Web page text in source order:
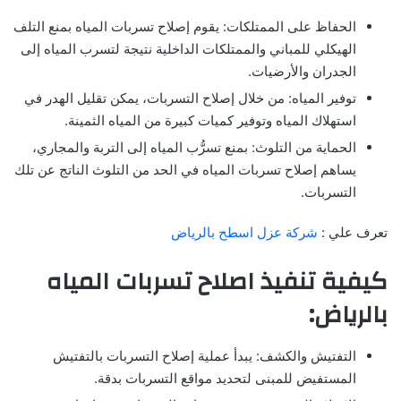
الحفاظ على الممتلكات: يقوم إصلاح تسربات المياه بمنع التلف
الهيكلي للمباني والممتلكات الداخلية نتيجة لتسرب المياه إلى
الجدران والأرضيات.
توفير المياه: من خلال إصلاح التسربات، يمكن تقليل الهدر في
استهلاك المياه وتوفير كميات كبيرة من المياه الثمينة.
الحماية من التلوث: بمنع تسرُّب المياه إلى التربة والمجاري،
يساهم إصلاح تسربات المياه في الحد من التلوث الناتج عن تلك
التسربات.
تعرف علي : شركة عزل اسطح بالرياض
كيفية تنفيذ اصلاح تسربات المياه
بالرياض:
التفتيش والكشف: يبدأ عملية إصلاح التسربات بالتفتيش
المستفيض للمبنى لتحديد مواقع التسربات بدقة.